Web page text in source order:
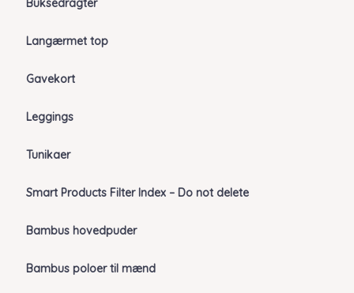
Buksedragter
Langærmet top
Gavekort
Leggings
Tunikaer
Smart Products Filter Index – Do not delete
Bambus hovedpuder
Bambus poloer til mænd